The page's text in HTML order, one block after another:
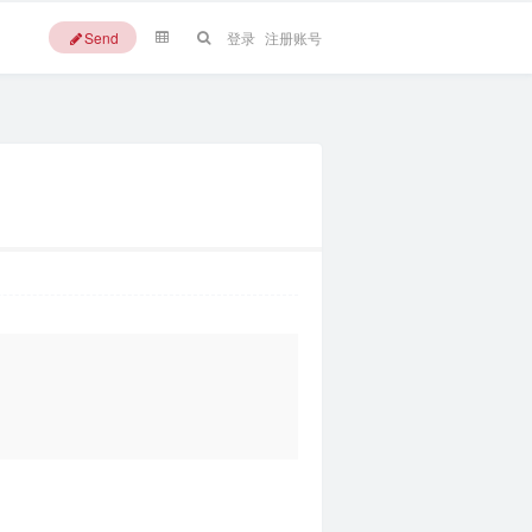
登录 注册账号
Send